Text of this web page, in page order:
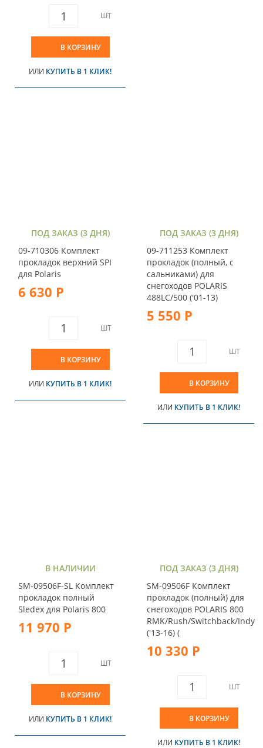
ШТ
В КОРЗИНУ
ИЛИ КУПИТЬ В 1 КЛИК!
ПОД ЗАКАЗ (3 ДНЯ)
09-710306 Комплект
прокладок верхний SPI
для Polaris
6 630 Р
ШТ
В КОРЗИНУ
ИЛИ КУПИТЬ В 1 КЛИК!
ПОД ЗАКАЗ (3 ДНЯ)
09-711253 Комплект
прокладок (полный, с
сальниками) для
снегоходов POLARIS
488LC/500 ('01-13)
5 550 Р
ШТ
В КОРЗИНУ
ИЛИ КУПИТЬ В 1 КЛИК!
В НАЛИЧИИ
SM-09506F-SL Комплект
прокладок полный
Sledex для Polaris 800
11 970 Р
ШТ
В КОРЗИНУ
ИЛИ КУПИТЬ В 1 КЛИК!
ПОД ЗАКАЗ (3 ДНЯ)
SM-09506F Комплект
прокладок (полный) для
снегоходов POLARIS 800
RMK/Rush/Switchback/Indy
('13-16) (
10 330 Р
ШТ
В КОРЗИНУ
ИЛИ КУПИТЬ В 1 КЛИК!